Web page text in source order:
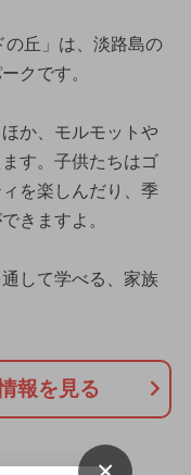
の丘」は、淡路島の
クです。
か、モルモットや
す。子供たちはゴ
を楽しんだり、季
きますよ。
して学べる、家族
報を見る